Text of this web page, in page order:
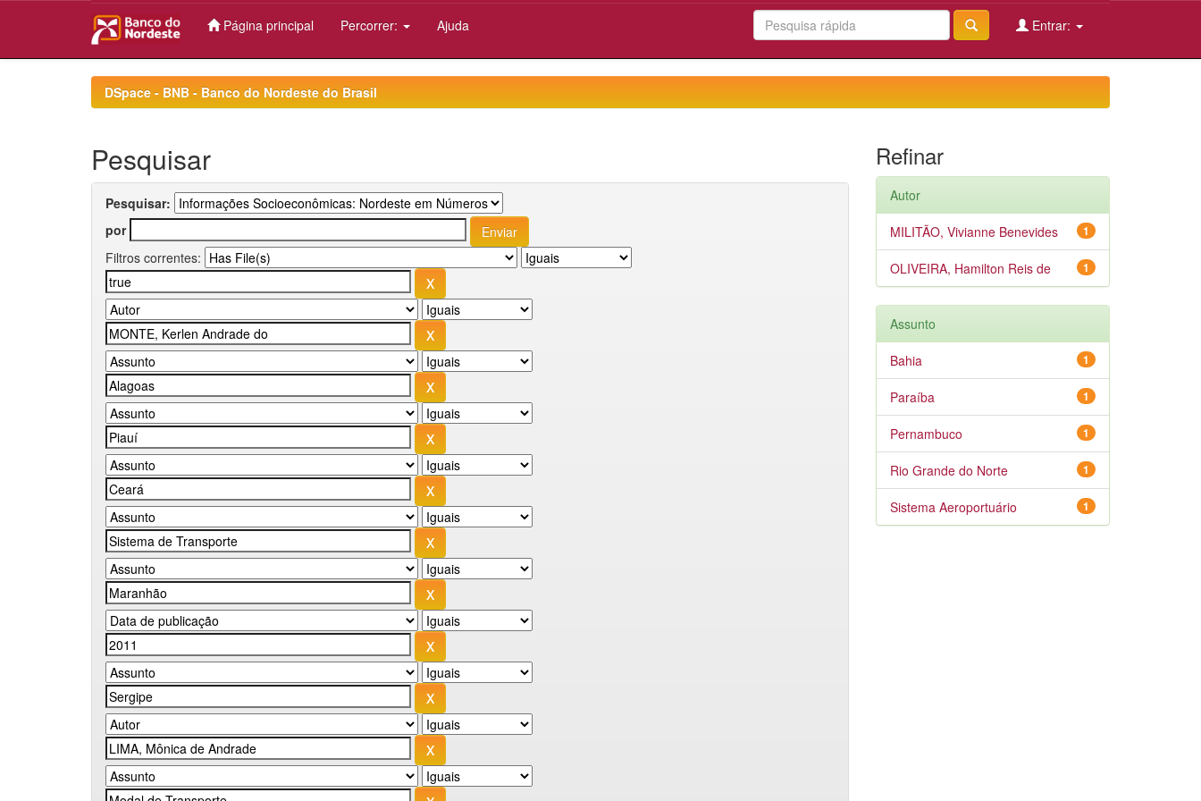
Página principal Percorrer: Ajuda Entrar:
DSpace - BNB - Banco do Nordeste do Brasil
Pesquisar
Pesquisar:
por
Filtros correntes:
Refinar
Autor
1
MILITÃO, Vivianne Benevides
1
OLIVEIRA, Hamilton Reis de
Assunto
1
Bahia
1
Paraíba
1
Pernambuco
1
Rio Grande do Norte
1
Sistema Aeroportuário